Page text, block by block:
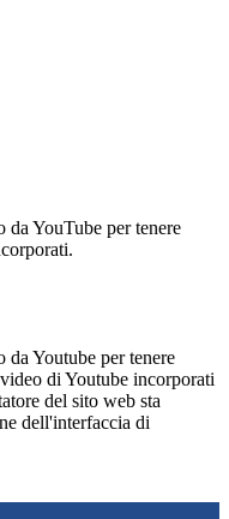
da YouTube per tenere
da Youtube per tenere
di Youtube incorporati
del sito web sta
dell'interfaccia di